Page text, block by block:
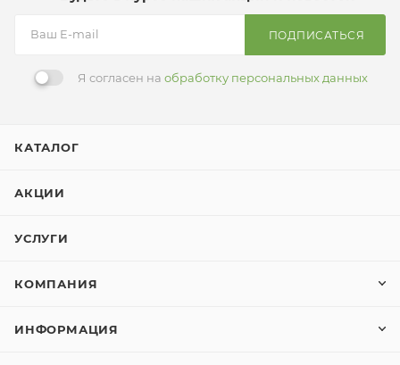
ПОДПИСАТЬСЯ
Я согласен на обработку персональных данных
КАТАЛОГ
АКЦИИ
УСЛУГИ
КОМПАНИЯ
ИНФОРМАЦИЯ